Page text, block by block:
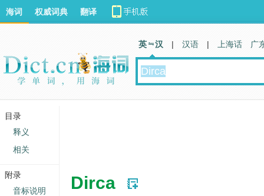
Dirca
海词 权威词典 翻译
英 汉 | 汉语 | 上海话 广
目录
释义
相关
附录
音标说明